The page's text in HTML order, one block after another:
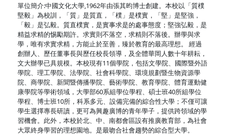
單位簡介:中國文化大學,1962年由張其昀博士創建。本校以「質樸
堅毅」為校訓，「質」是質直，「樸」是樸實，「堅」是堅強，
「毅」是弘毅。質直樸實，是實事求是的處事態度；堅強弘毅，是
精益求精的惕勵期許。求實則不落空，求精則不落後。辦學與求
學，唯有求實求精，方能止於至善，臻於教育的最高理想。 經過
創辦人、歷任董事長與歷任校長領導，及全體華岡人數十年耕耘，
文大辦學已具規模。本校現有11個學院，包括文學院、國際暨外語
學院、理工學院、法學院、社會科學院、環境規劃暨生物資源學
院、商學院、新聞暨傳播學院、藝術學院、教育學院、體育運動健
康學院等學術領域，大學部60系組學位學程、碩士班40所組學位
學程、博士班10所，科系多元、設備完備的綜合性大學；不僅可讓
學生選擇專長研讀，更可為興趣廣博的青年學子，提供跨領域的學
習機會。此外，本校於北、中、南都會區設有推廣教育部，為社會
大眾終身學習的理想園地。是最吻合社會趨勢的綜合型大學。